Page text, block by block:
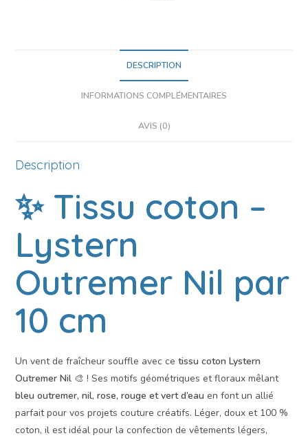
DESCRIPTION
INFORMATIONS COMPLÉMENTAIRES
AVIS (0)
Description
✨ Tissu coton –
Lystern
Outremer Nil par
10 cm
Un vent de fraîcheur souffle avec cetissu coton Lystern
Outremer Nil 🎨 ! Ses motifs géométriques et floraux mêlant
bleu outremer, nil, rose, rouge et vert d’eau en font un allié
parfait pour vos projets couture créatifs. Léger, doux et 100 %
coton, il est idéal pour la confection de vêtements légers,